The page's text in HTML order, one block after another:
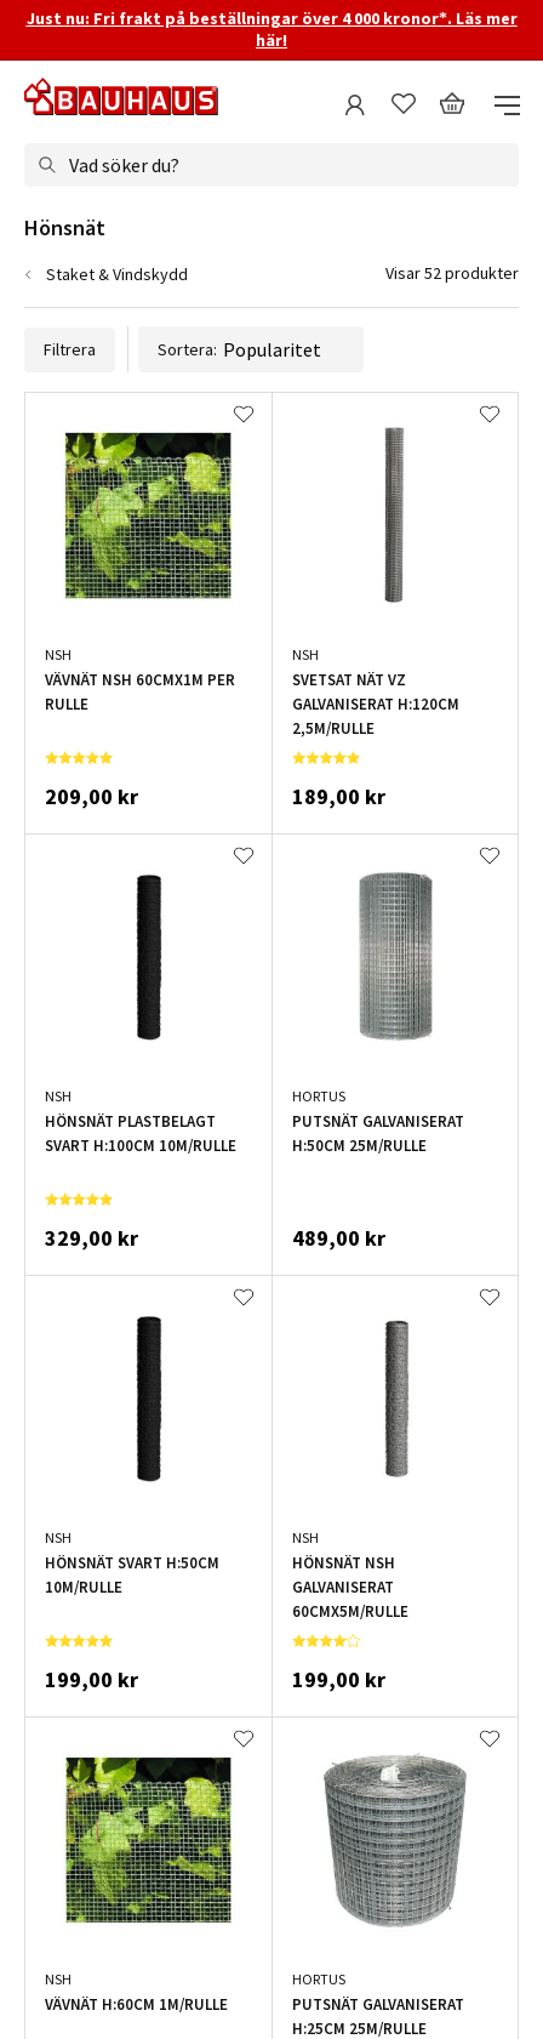
Just nu: Fri frakt på beställningar över 4 000 kronor*. Läs mer
här!
Vad söker du?
Filtrera Sortera:
NSH
VÄVNÄT NSH 60CMX1M PER
RULLE
209,00 kr
NSH
SVETSAT NÄT VZ
GALVANISERAT H:120CM
2,5M/RULLE
189,00 kr
NSH
HÖNSNÄT PLASTBELAGT
SVART H:100CM 10M/RULLE
329,00 kr
HORTUS
PUTSNÄT GALVANISERAT
H:50CM 25M/RULLE
489,00 kr
NSH
HÖNSNÄT SVART H:50CM
10M/RULLE
199,00 kr
NSH
HÖNSNÄT NSH
GALVANISERAT
60CMX5M/RULLE
199,00 kr
NSH
VÄVNÄT H:60CM 1M/RULLE
HORTUS
PUTSNÄT GALVANISERAT
H:25CM 25M/RULLE
Hönsnät
Staket & Vindskydd Visar 52 produkter